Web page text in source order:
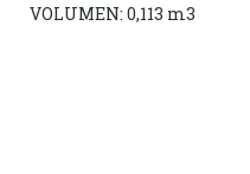
VOLUMEN: 0,113 m3